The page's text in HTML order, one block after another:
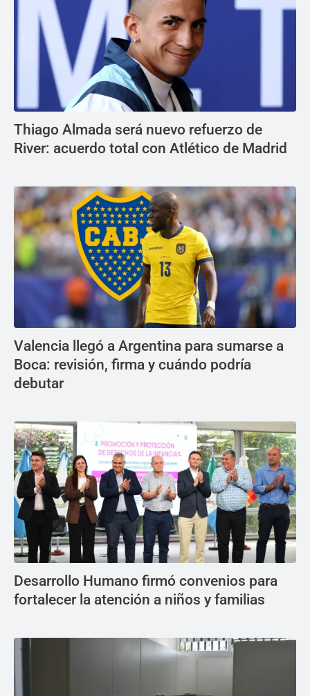
Thiago Almada será nuevo refuerzo de
River: acuerdo total con Atlético de Madrid
Valencia llegó a Argentina para sumarse a
Boca: revisión, firma y cuándo podría
debutar
Desarrollo Humano firmó convenios para
fortalecer la atención a niños y familias